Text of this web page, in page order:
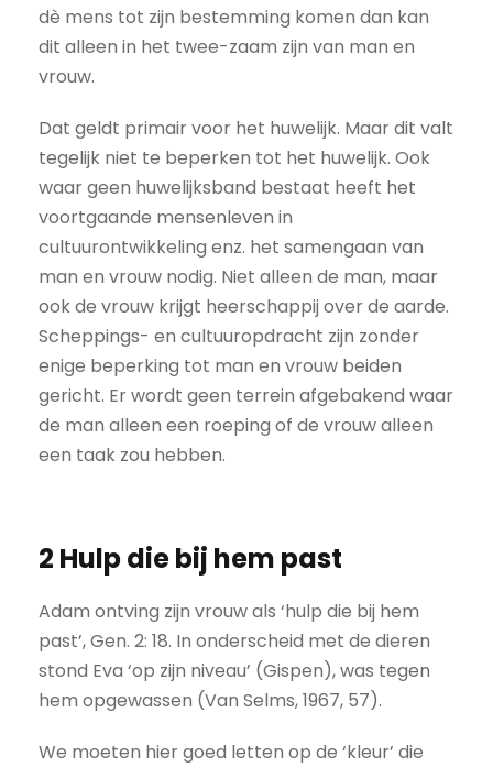
dè mens tot zijn bestemming komen dan kan
dit alleen in het twee-zaam zijn van man en
vrouw.
Dat geldt primair voor het huwelijk. Maar dit valt
tegelijk niet te beperken tot het huwelijk. Ook
waar geen huwelijksband bestaat heeft het
voortgaande mensenleven in
cultuurontwikkeling enz. het samengaan van
man en vrouw nodig. Niet alleen de man, maar
ook de vrouw krijgt heerschappij over de aarde.
Scheppings- en cultuuropdracht zijn zonder
enige beperking tot man en vrouw beiden
gericht. Er wordt geen terrein afgebakend waar
de man alleen een roeping of de vrouw alleen
een taak zou hebben.
2 Hulp die bij hem past
Adam ontving zijn vrouw als ‘hulp die bij hem
past’, Gen. 2: 18. In onderscheid met de dieren
stond Eva ‘op zijn niveau’ (Gispen), was tegen
hem opgewassen (Van Selms, 1967, 57).
We moeten hier goed letten op de ‘kleur’ die